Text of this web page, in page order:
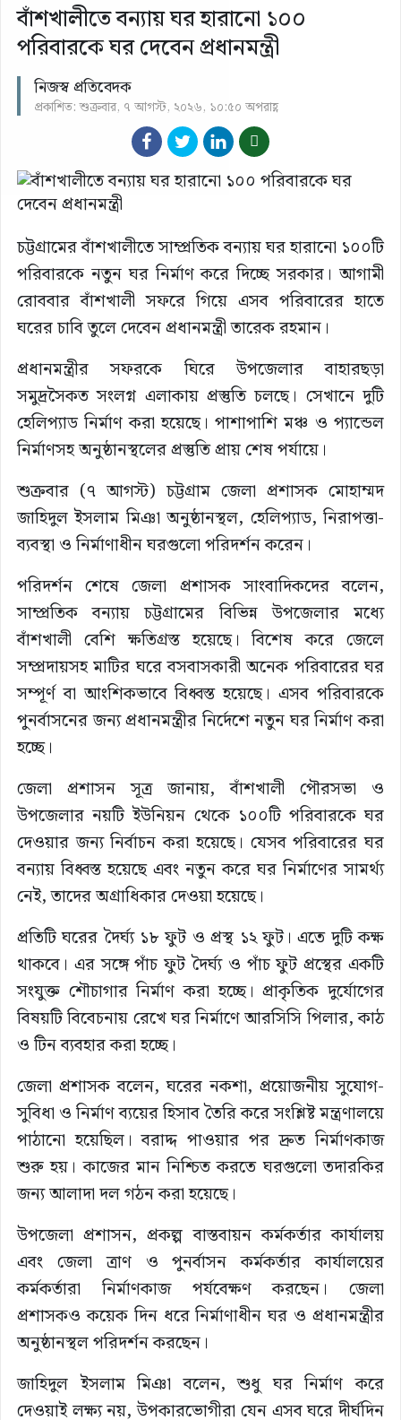
বাঁশখালীতে বন্যায় ঘর হারানো ১০০
পরিবারকে ঘর দেবেন প্রধানমন্ত্রী
নিজস্ব প্রতিবেদক
প্রকাশিত: শুক্রবার, ৭ আগস্ট, ২০২৬, ১০:৫০ অপরাহ্ণ
চট্টগ্রামের বাঁশখালীতে সাম্প্রতিক বন্যায় ঘর হারানো ১০০টি
পরিবারকে নতুন ঘর নির্মাণ করে দিচ্ছে সরকার। আগামী
রোববার বাঁশখালী সফরে গিয়ে এসব পরিবারের হাতে
ঘরের চাবি তুলে দেবেন প্রধানমন্ত্রী তারেক রহমান।
প্রধানমন্ত্রীর সফরকে ঘিরে উপজেলার বাহারছড়া
সমুদ্রসৈকত সংলগ্ন এলাকায় প্রস্তুতি চলছে। সেখানে দুটি
হেলিপ্যাড নির্মাণ করা হয়েছে। পাশাপাশি মঞ্চ ও প্যান্ডেল
নির্মাণসহ অনুষ্ঠানস্থলের প্রস্তুতি প্রায় শেষ পর্যায়ে।
শুক্রবার (৭ আগস্ট) চট্টগ্রাম জেলা প্রশাসক মোহাম্মদ
জাহিদুল ইসলাম মিঞা অনুষ্ঠানস্থল, হেলিপ্যাড, নিরাপত্তা-
ব্যবস্থা ও নির্মাণাধীন ঘরগুলো পরিদর্শন করেন।
পরিদর্শন শেষে জেলা প্রশাসক সাংবাদিকদের বলেন,
সাম্প্রতিক বন্যায় চট্টগ্রামের বিভিন্ন উপজেলার মধ্যে
বাঁশখালী বেশি ক্ষতিগ্রস্ত হয়েছে। বিশেষ করে জেলে
সম্প্রদায়সহ মাটির ঘরে বসবাসকারী অনেক পরিবারের ঘর
সম্পূর্ণ বা আংশিকভাবে বিধ্বস্ত হয়েছে। এসব পরিবারকে
পুনর্বাসনের জন্য প্রধানমন্ত্রীর নির্দেশে নতুন ঘর নির্মাণ করা
হচ্ছে।
জেলা প্রশাসন সূত্র জানায়, বাঁশখালী পৌরসভা ও
উপজেলার নয়টি ইউনিয়ন থেকে ১০০টি পরিবারকে ঘর
দেওয়ার জন্য নির্বাচন করা হয়েছে। যেসব পরিবারের ঘর
বন্যায় বিধ্বস্ত হয়েছে এবং নতুন করে ঘর নির্মাণের সামর্থ্য
নেই, তাদের অগ্রাধিকার দেওয়া হয়েছে।
প্রতিটি ঘরের দৈর্ঘ্য ১৮ ফুট ও প্রস্থ ১২ ফুট। এতে দুটি কক্ষ
থাকবে। এর সঙ্গে পাঁচ ফুট দৈর্ঘ্য ও পাঁচ ফুট প্রস্থের একটি
সংযুক্ত শৌচাগার নির্মাণ করা হচ্ছে। প্রাকৃতিক দুর্যোগের
বিষয়টি বিবেচনায় রেখে ঘর নির্মাণে আরসিসি পিলার, কাঠ
ও টিন ব্যবহার করা হচ্ছে।
জেলা প্রশাসক বলেন, ঘরের নকশা, প্রয়োজনীয় সুযোগ-
সুবিধা ও নির্মাণ ব্যয়ের হিসাব তৈরি করে সংশ্লিষ্ট মন্ত্রণালয়ে
পাঠানো হয়েছিল। বরাদ্দ পাওয়ার পর দ্রুত নির্মাণকাজ
শুরু হয়। কাজের মান নিশ্চিত করতে ঘরগুলো তদারকির
জন্য আলাদা দল গঠন করা হয়েছে।
উপজেলা প্রশাসন, প্রকল্প বাস্তবায়ন কর্মকর্তার কার্যালয়
এবং জেলা ত্রাণ ও পুনর্বাসন কর্মকর্তার কার্যালয়ের
কর্মকর্তারা নির্মাণকাজ পর্যবেক্ষণ করছেন। জেলা
প্রশাসকও কয়েক দিন ধরে নির্মাণাধীন ঘর ও প্রধানমন্ত্রীর
অনুষ্ঠানস্থল পরিদর্শন করছেন।
জাহিদুল ইসলাম মিঞা বলেন, শুধু ঘর নির্মাণ করে
দেওয়াই লক্ষ্য নয়, উপকারভোগীরা যেন এসব ঘরে দীর্ঘদিন